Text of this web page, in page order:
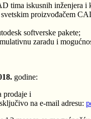
tima iskusnih inženjera
proizvođačem
softverske pakete;
zaradu i
godine:
prodaje i
na e-mail adresu: